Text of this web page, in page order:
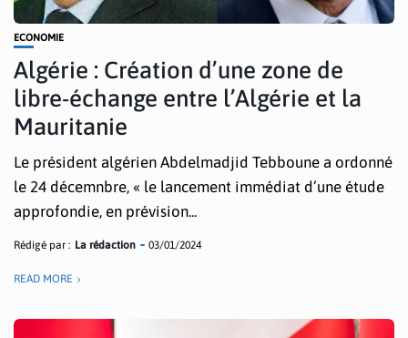
ECONOMIE
Algérie : Création d’une zone de
libre-échange entre l’Algérie et la
Mauritanie
Le président algérien Abdelmadjid Tebboune a ordonné
le 24 décemnbre, « le lancement immédiat d’une étude
approfondie, en prévision...
Rédigé par : La rédaction 03/01/2024
READ MORE